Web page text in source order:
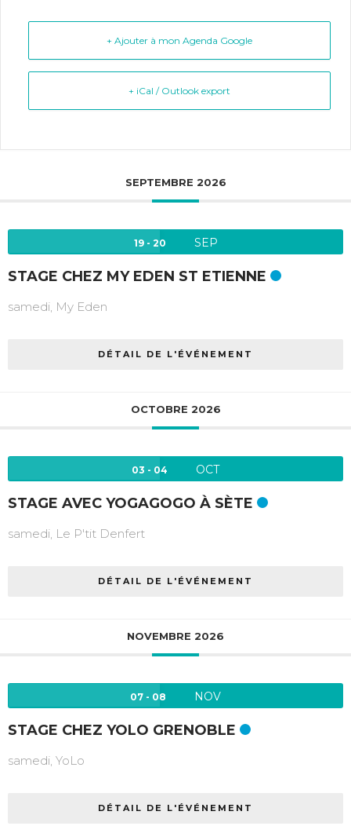
+ Ajouter à mon Agenda Google
+ iCal / Outlook export
SEPTEMBRE 2026
19 - 20 SEP
STAGE CHEZ MY EDEN ST ETIENNE
samedi, My Eden
DÉTAIL DE L'ÉVÉNEMENT
OCTOBRE 2026
03 - 04 OCT
STAGE AVEC YOGAGOGO À SÈTE
samedi, Le P'tit Denfert
DÉTAIL DE L'ÉVÉNEMENT
NOVEMBRE 2026
07 - 08 NOV
STAGE CHEZ YOLO GRENOBLE
samedi, YoLo
DÉTAIL DE L'ÉVÉNEMENT